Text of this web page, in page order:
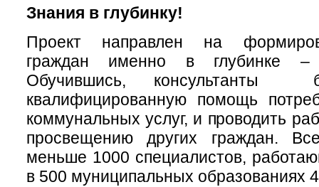
Знания в глубинку!
Проект направлен на
граждан именно в глубинке –
Обучившись, консультанты
квалифицированную помощь
коммунальных услуг, и проводить
просвещению других граждан.
меньше 1000 специалистов,
в 500 муниципальных образованиях